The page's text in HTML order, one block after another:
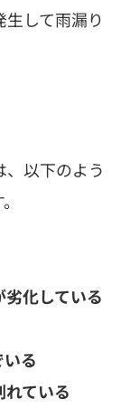
して雨漏り
以下のよう
劣化している
る
れている